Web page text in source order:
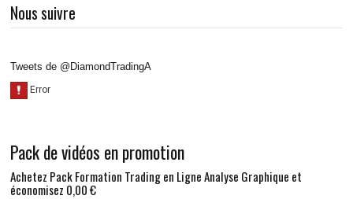
Nous suivre
Tweets de @DiamondTradingA
Pack de vidéos en promotion
Achetez Pack Formation Trading en Ligne Analyse Graphique et
économisez 0,00 €